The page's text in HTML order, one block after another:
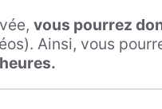
vous pourrez
Ainsi, vous